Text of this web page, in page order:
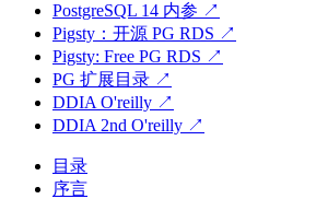
PostgreSQL 14 内参 ↗
Pigsty：开源 PG RDS ↗
Pigsty: Free PG RDS ↗
PG 扩展目录 ↗
DDIA O'reilly ↗
DDIA 2nd O'reilly ↗
目录
序言